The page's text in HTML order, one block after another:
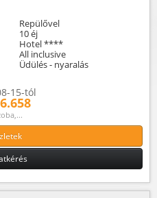
Repülővel
10 éj
Hotel ****
All inclusive
Üdülés - nyaralás
15-tól